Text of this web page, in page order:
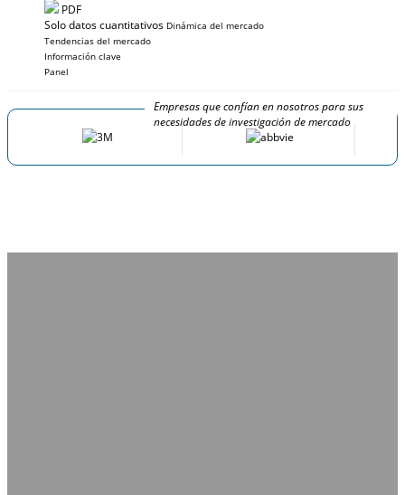
PDF
Solo datos cuantitativos Dinámica del mercado
Tendencias del mercado
Información clave
Panel
Empresas que confían en nosotros para sus
necesidades de investigación de mercado